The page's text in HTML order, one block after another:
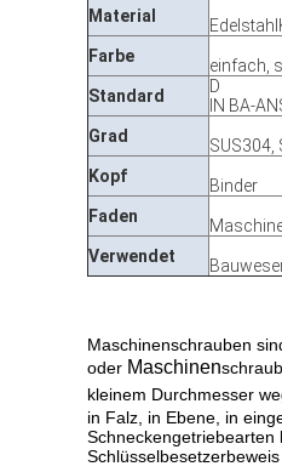
Material
Farbe
einfach,
Standard
D
IN BA-
Grad
SUS304,
Kopf
Binder
Faden
Verwendet
Maschinenschrauben
oder Maschinen
kleinem Durchmesser
in Falz, in Ebene, in
Schneckengetriebearten